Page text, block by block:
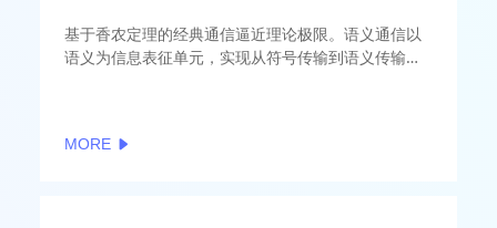
基于香农定理的经典通信逼近理论极限。语义通信以
语义为信息表征单元，实现从符号传输到语义传输变
频、语音、文本和图像等多模态业务的语义特征提
MORE